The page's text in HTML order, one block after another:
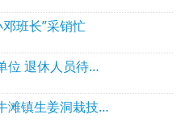
班长”采销忙
合江县：多元化开展机关事业单位 退休人员待遇领取资格认证
聘请专家现场坐镇指挥｜泸县牛滩镇生姜洞栽技术赋能特色产业振兴